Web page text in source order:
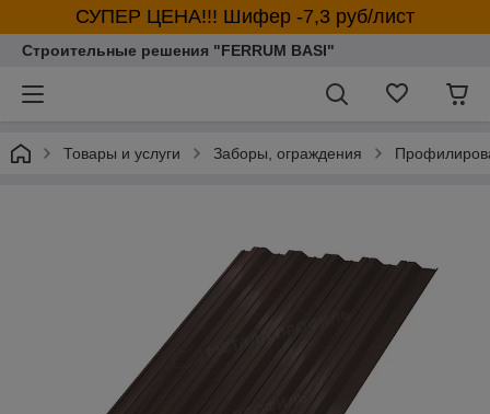
СУПЕР ЦЕНА!!! Шифер -7,3 руб/лист
Строительные решения "FERRUM BASI"
Товары и услуги Заборы, ограждения